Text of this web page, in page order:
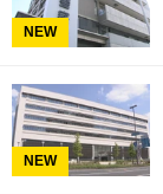
NEW
NEW